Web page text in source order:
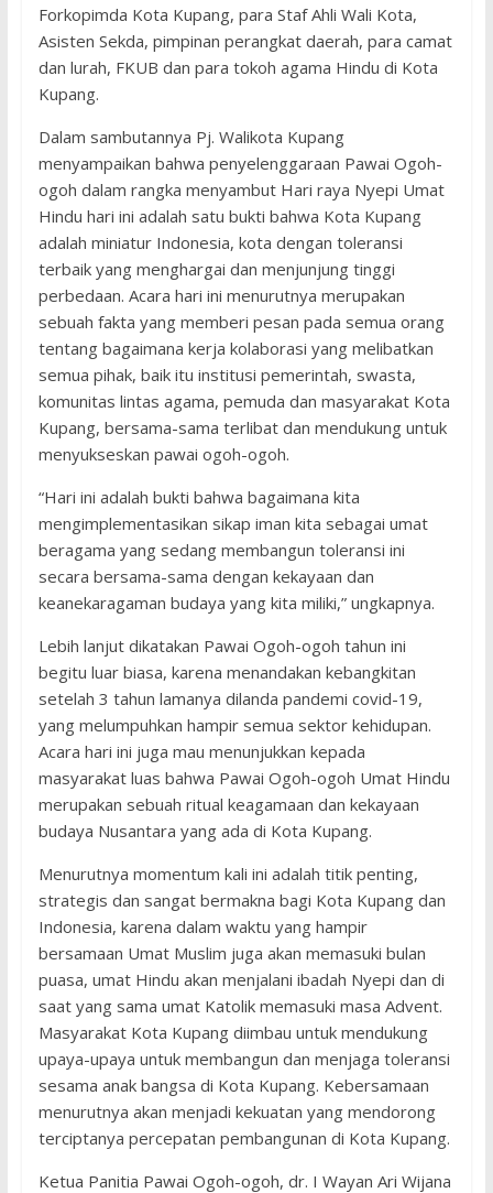
Forkopimda Kota Kupang, para Staf Ahli Wali Kota,
Asisten Sekda, pimpinan perangkat daerah, para camat
dan lurah, FKUB dan para tokoh agama Hindu di Kota
Kupang.
Dalam sambutannya Pj. Walikota Kupang
menyampaikan bahwa penyelenggaraan Pawai Ogoh-
ogoh dalam rangka menyambut Hari raya Nyepi Umat
Hindu hari ini adalah satu bukti bahwa Kota Kupang
adalah miniatur Indonesia, kota dengan toleransi
terbaik yang menghargai dan menjunjung tinggi
perbedaan. Acara hari ini menurutnya merupakan
sebuah fakta yang memberi pesan pada semua orang
tentang bagaimana kerja kolaborasi yang melibatkan
semua pihak, baik itu institusi pemerintah, swasta,
komunitas lintas agama, pemuda dan masyarakat Kota
Kupang, bersama-sama terlibat dan mendukung untuk
menyukseskan pawai ogoh-ogoh.
“Hari ini adalah bukti bahwa bagaimana kita
mengimplementasikan sikap iman kita sebagai umat
beragama yang sedang membangun toleransi ini
secara bersama-sama dengan kekayaan dan
keanekaragaman budaya yang kita miliki,” ungkapnya.
Lebih lanjut dikatakan Pawai Ogoh-ogoh tahun ini
begitu luar biasa, karena menandakan kebangkitan
setelah 3 tahun lamanya dilanda pandemi covid-19,
yang melumpuhkan hampir semua sektor kehidupan.
Acara hari ini juga mau menunjukkan kepada
masyarakat luas bahwa Pawai Ogoh-ogoh Umat Hindu
merupakan sebuah ritual keagamaan dan kekayaan
budaya Nusantara yang ada di Kota Kupang.
Menurutnya momentum kali ini adalah titik penting,
strategis dan sangat bermakna bagi Kota Kupang dan
Indonesia, karena dalam waktu yang hampir
bersamaan Umat Muslim juga akan memasuki bulan
puasa, umat Hindu akan menjalani ibadah Nyepi dan di
saat yang sama umat Katolik memasuki masa Advent.
Masyarakat Kota Kupang diimbau untuk mendukung
upaya-upaya untuk membangun dan menjaga toleransi
sesama anak bangsa di Kota Kupang. Kebersamaan
menurutnya akan menjadi kekuatan yang mendorong
terciptanya percepatan pembangunan di Kota Kupang.
Ketua Panitia Pawai Ogoh-ogoh, dr. I Wayan Ari Wijana